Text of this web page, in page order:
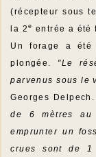
(récepteur sous
la 2e entrée a été
Un forage a été
plongée.
"Le
parvenus sous le
Georges
de 6 mètres au
emprunter un
crues sont de 1